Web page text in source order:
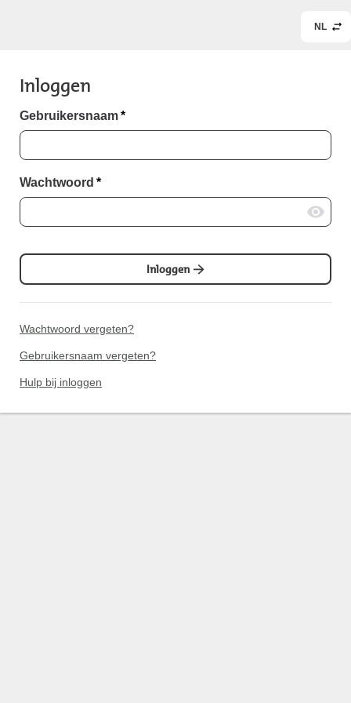
NL
Inloggen
Gebruikersnaam*
Wachtwoord *
Inloggen
Wachtwoord vergeten?
Gebruikersnaam vergeten?
Hulp bij inloggen